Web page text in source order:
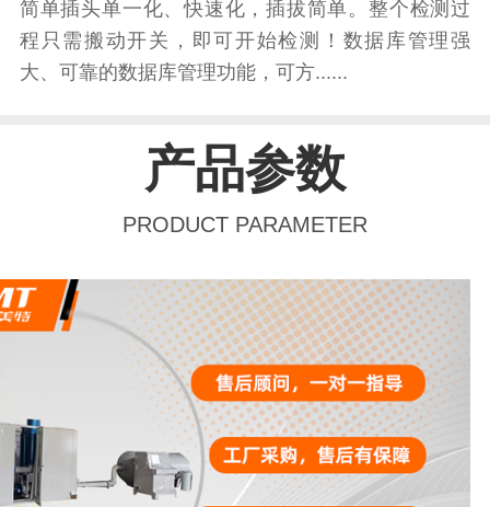
简单插头单一化、快速化，插拔简单。整个检测过
程只需搬动开关，即可开始检测！数据库管理强
大、可靠的数据库管理功能，可方......
产品参数
PRODUCT PARAMETER